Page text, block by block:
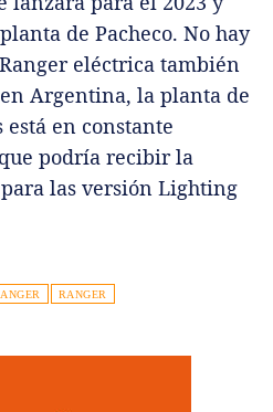
de Pacheco. No hay
eléctrica también
Argentina, la planta de
en constante
podría recibir la
las versión Lighting
RANGER